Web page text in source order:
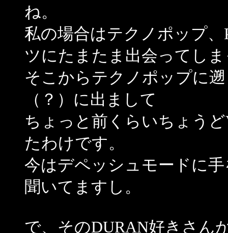
ね。
私の場合はテクノポップ
ツにたまたま出会ってし
そこからテクノポップに
（？）に出まして
ちょっと前くらいちょう
たわけです。
今はデペッシュモードに
聞いてますし。
で、そのDURAN好きさん